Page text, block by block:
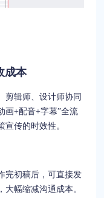
成本
剪辑师、设计师协同
画+配音+字幕”全流
传的时效性。
完初稿后，可直接发
幅缩减沟通成本。